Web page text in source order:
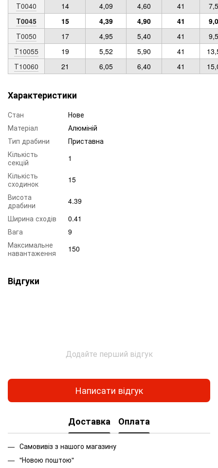
Т0040
14 4,09 4,60 41
7,5
Т0045
15 4,39 4,90 41
9,0
Т0050
17 4,95 5,40 41
9,5
Т10055
19 5,52 5,90 41
Т10060
21 6,05 6,40 41
Характеристики
Стан
Нове
Матеріал
Алюміній
Тип драбини
Приставна
Кількість
секцій
1
Кількість
сходинок
15
Висота
драбини
4.39
Ширина сходів
0.41
Вага
9
Максимальне
навантаження
150
Відгуки
Додайте перший відгук
Написати відгук
Доставка Оплата
Самовивіз з нашого магазину
"Новою поштою"